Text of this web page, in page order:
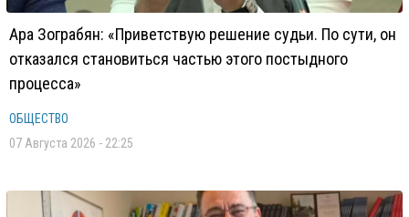
Ара Зограбян: «Приветствую решение судьи. По сути, он
отказался становиться частью этого постыдного
процесса»
ОБЩЕСТВО
07 Августа 2026 - 22:25